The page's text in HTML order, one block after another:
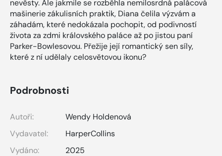
nevěsty. Ale jakmile se rozběhla nemilosrdná palácová
mašinerie zákulisních praktik, Diana čelila výzvám a
záhadám, které nedokázala pochopit, od podivností
života za zdmi královského paláce až po jistou paní
Parker-Bowlesovou. Přežije její romantický sen síly,
které z ní udělaly celosvětovou ikonu?
Podrobnosti
Autoři:
Wendy Holdenová
Vydavatel:
HarperCollins
Vydáno:
2025